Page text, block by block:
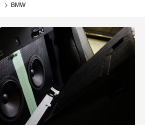
BMW